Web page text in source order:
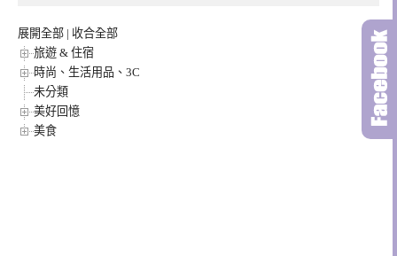
展開全部 | 收合全部
旅遊 & 住宿
時尚、生活用品、3C
未分類
美好回憶
美食